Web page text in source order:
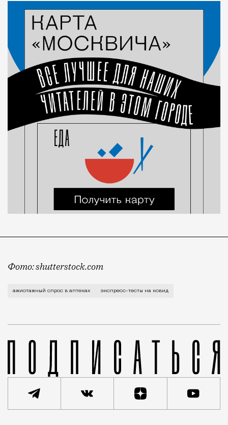
Фото: shutterstock.com
Как пишут «Ведомости», резкий рост продаж
ажиотажный спрос в аптеках экспресс-тесты на ковид